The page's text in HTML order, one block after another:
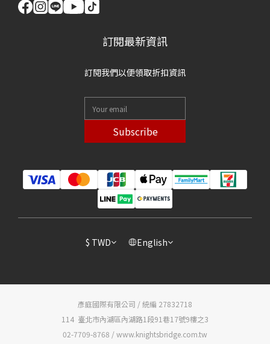
訂閱最新資訊
訂閱我們以便領取折扣資訊
Subscribe
$ TWD English
彥庭國際有限公司 / 統編 27832718
114 臺北市內湖區內湖路1段91巷17號9樓之3
02-7709-8768 / www.knightsbridge.com.tw